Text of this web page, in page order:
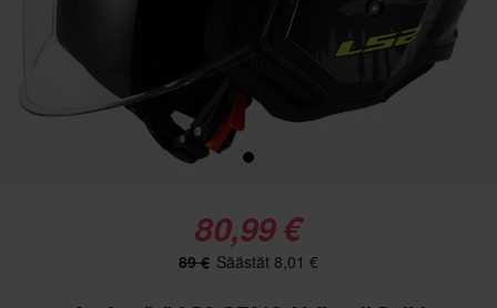
80,99 €
89 € Säästät 8,01 €